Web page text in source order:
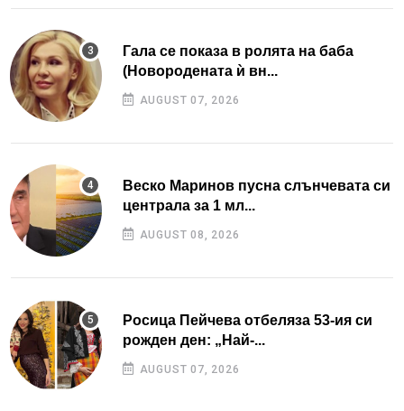
Гала се показа в ролята на баба
(Новородената ѝ вн...
AUGUST 07, 2026
Веско Маринов пусна слънчевата си
централа за 1 мл...
AUGUST 08, 2026
Росица Пейчева отбеляза 53-ия си
рожден ден: „Най-...
AUGUST 07, 2026